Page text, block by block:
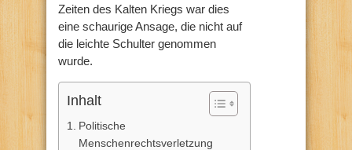
Zeiten des Kalten Kriegs war dies
eine schaurige Ansage, die nicht auf
die leichte Schulter genommen
wurde.
Inhalt
Politische
Menschenrechtsverletzung